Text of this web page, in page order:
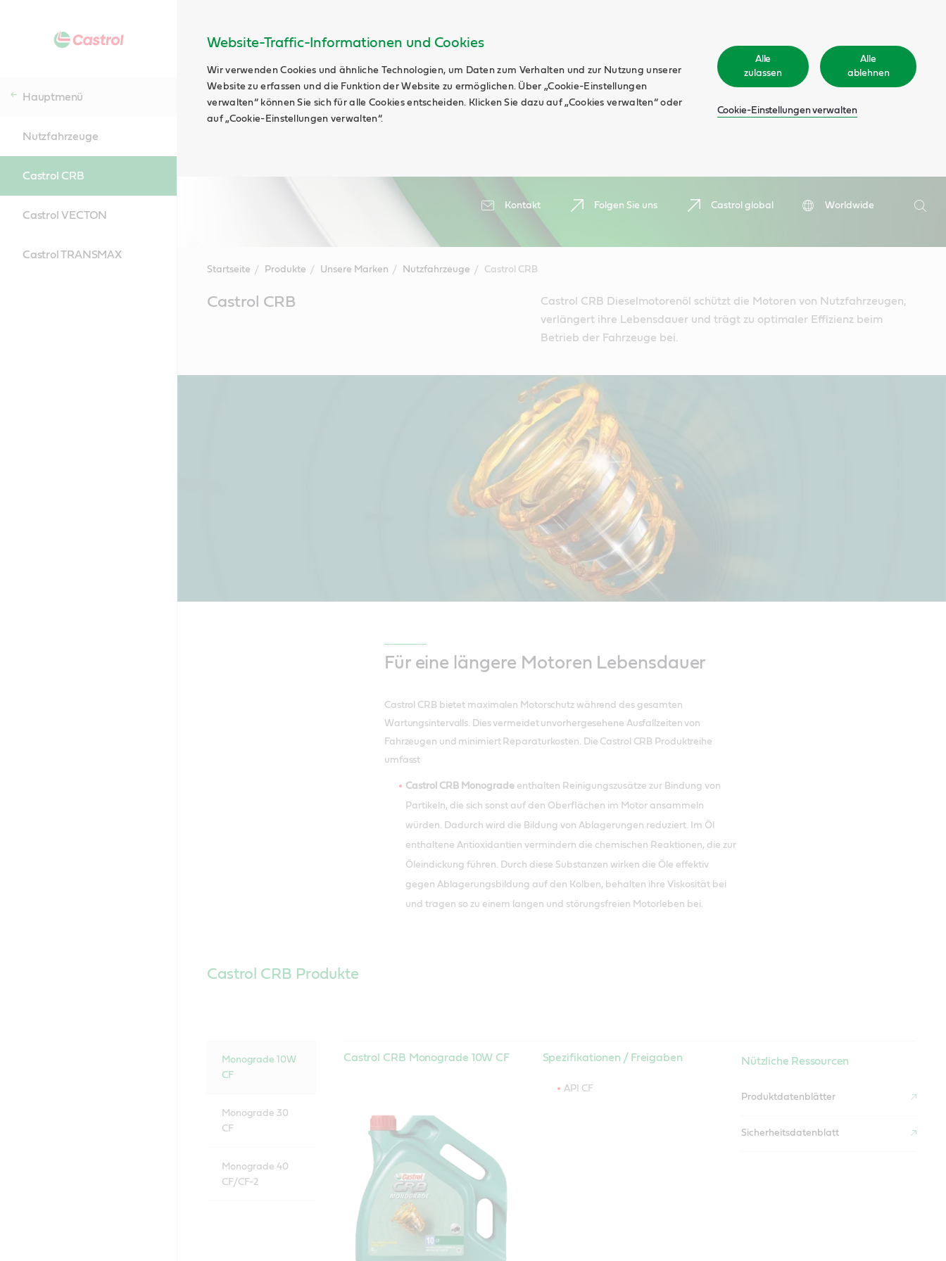
Website-Traffic-Informationen und Cookies
Wir verwenden Cookies und ähnliche Technologien, um Daten zum Verhalten und zur Nutzung unserer
Website zu erfassen und die Funktion der Website zu ermöglichen. Über „Cookie-Einstellungen
verwalten“ können Sie sich für alle Cookies entscheiden. Klicken Sie dazu auf „Cookies verwalten“ oder
auf „Cookie-Einstellungen verwalten“.
Alle
zulassen
Alle
ablehnen
Cookie-Einstellungen verwalten
Kontakt Folgen Sie uns Castrol global
Worldwide
Suche
Hauptmenü
Nutzfahrzeuge
Castrol CRB
Castrol VECTON
Castrol TRANSMAX
Startseite Produkte Unsere Marken Nutzfahrzeuge Castrol CRB
ContentCastrol CRB
Castrol CRB Dieselmotorenöl schützt die Motoren von Nutzfahrzeugen,
verlängert ihre Lebensdauer und trägt zu optimaler Effizienz beim
Betrieb der Fahrzeuge bei.
Für eine längere Motoren Lebensdauer
Castrol CRB bietet maximalen Motorschutz während des gesamten
Wartungsintervalls. Dies vermeidet unvorhergesehene Ausfallzeiten von
Fahrzeugen und minimiert Reparaturkosten. Die Castrol CRB Produktreihe
umfasst
Castrol CRB Monogradeenthalten Reinigungszusätze zur Bindung von
Partikeln, die sich sonst auf den Oberflächen im Motor ansammeln
würden. Dadurch wird die Bildung von Ablagerungen reduziert. Im Öl
enthaltene Antioxidantien vermindern die chemischen Reaktionen, die zur
Öleindickung führen. Durch diese Substanzen wirken die Öle effektiv
gegen Ablagerungsbildung auf den Kolben, behalten ihre Viskosität bei
und tragen so zu einem langen und störungsfreien Motorleben bei.
Castrol CRB Produkte
Monograde 10W
CF
Monograde 30
CF
Monograde 40
CF/CF-2
Castrol CRB Monograde 10W CF Spezifikationen / Freigaben
API CF
Nützliche Ressourcen
Produktdatenblätter
Sicherheitsdatenblatt